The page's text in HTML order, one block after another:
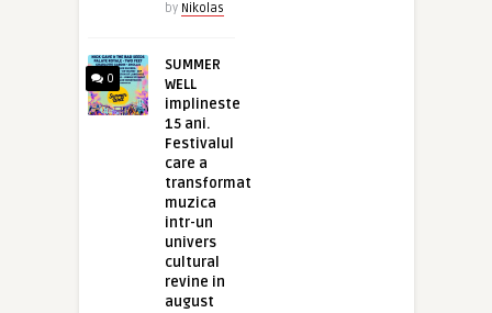
by Nikolas
0
SUMMER
WELL
implineste
15 ani.
Festivalul
care a
transformat
muzica
intr-un
univers
cultural
revine in
august